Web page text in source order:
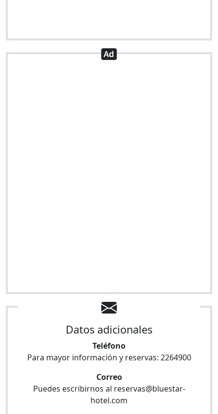
Datos adicionales
Teléfono
Para mayor información y reservas: 2264900
Correo
Puedes escribirnos al reservas@bluestar-
hotel.com